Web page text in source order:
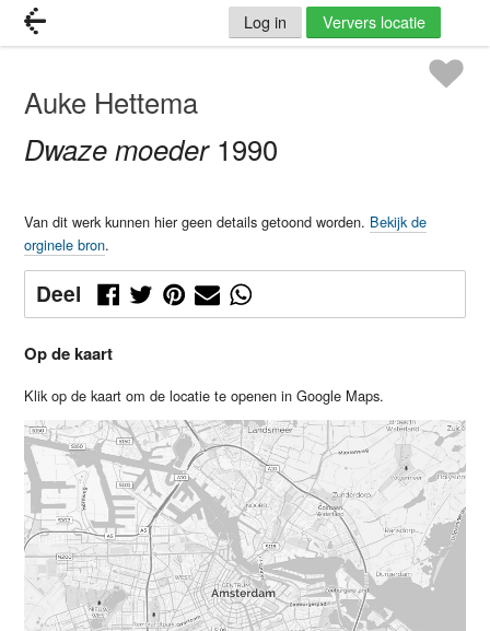
Log in Ververs locatie
Auke Hettema
Dwaze moeder 1990
Van dit werk kunnen hier geen details getoond worden. Bekijk de
orginele bron.
Deel
Op de kaart
Klik op de kaart om de locatie te openen in Google Maps.